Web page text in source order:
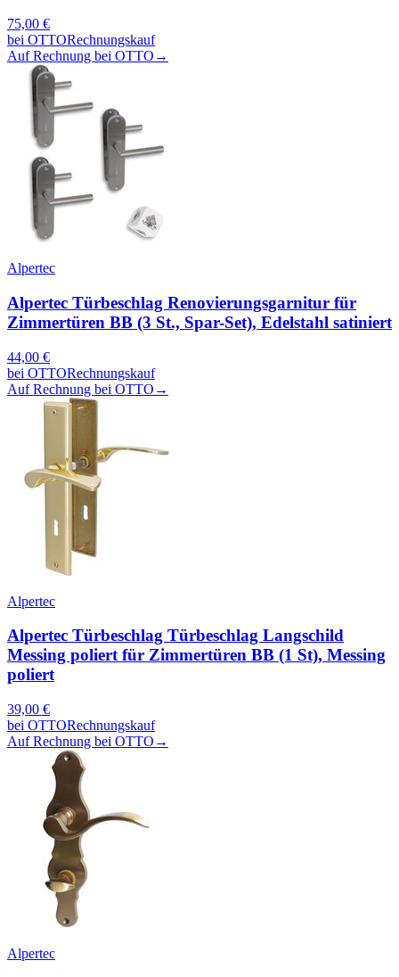
75,00 €
bei OTTORechnungskauf
Auf Rechnung bei OTTO →
Alpertec
Alpertec Türbeschlag Renovierungsgarnitur für
Zimmertüren BB (3 St., Spar-Set), Edelstahl satiniert
44,00 €
bei OTTORechnungskauf
Auf Rechnung bei OTTO →
Alpertec
Alpertec Türbeschlag Türbeschlag Langschild
Messing poliert für Zimmertüren BB (1 St), Messing
poliert
39,00 €
bei OTTORechnungskauf
Auf Rechnung bei OTTO →
Alpertec